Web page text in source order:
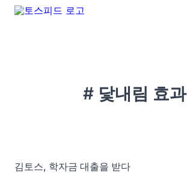
# 닻내림 효과
김토스, 학자금 대출을 받다